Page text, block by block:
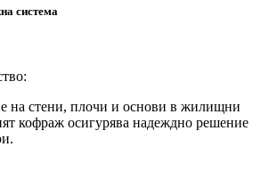
система
на стени, плочи и основи в жилищни
кофраж осигурява надеждно решение